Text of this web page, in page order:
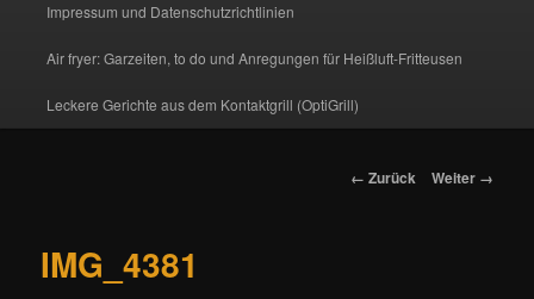
Impressum und Datenschutzrichtlinien
Air fryer: Garzeiten, to do und Anregungen für Heißluft-Fritteusen
Leckere Gerichte aus dem Kontaktgrill (OptiGrill)
Bilder-
← Zurück Weiter →
IMG_4381